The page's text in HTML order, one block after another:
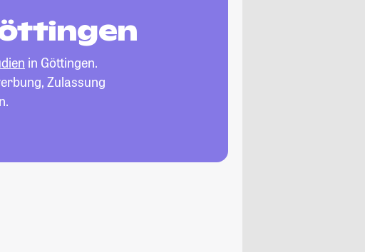
in Göttingen.
Zulassung